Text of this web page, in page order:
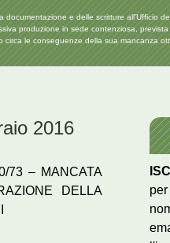
e delle scritture all’Ufficio
produzione in sede contenziosa,
le conseguenze della sua mancanza
2016
73 – MANCATA
DELLA